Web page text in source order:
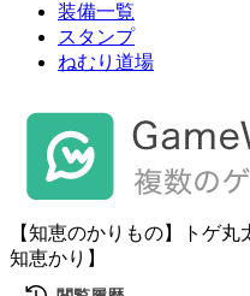
装備一覧
スタンプ
ねむり道場
【知恵のかりもの】トゲ
知恵かり】